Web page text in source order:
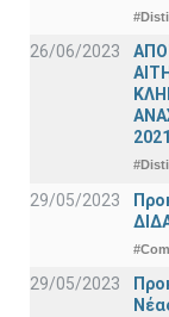
26/06/2023
29/05/2023
29/05/2023